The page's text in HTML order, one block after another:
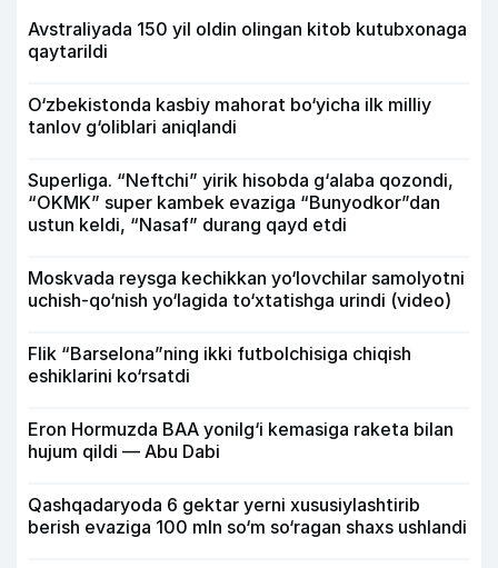
Avstraliyada 150 yil oldin olingan kitob kutubxonaga
qaytarildi
O‘zbekistonda kasbiy mahorat bo‘yicha ilk milliy
tanlov g‘oliblari aniqlandi
Superliga. “Neftchi” yirik hisobda g‘alaba qozondi,
“OKMK” super kambek evaziga “Bunyodkor”dan
ustun keldi, “Nasaf” durang qayd etdi
Moskvada reysga kechikkan yo‘lovchilar samolyotni
uchish-qo‘nish yo‘lagida to‘xtatishga urindi (video)
Flik “Barselona”ning ikki futbolchisiga chiqish
eshiklarini ko‘rsatdi
Eron Hormuzda BAA yonilg‘i kemasiga raketa bilan
hujum qildi — Abu Dabi
Qashqadaryoda 6 gektar yerni xususiylashtirib
berish evaziga 100 mln so‘m so‘ragan shaxs ushlandi